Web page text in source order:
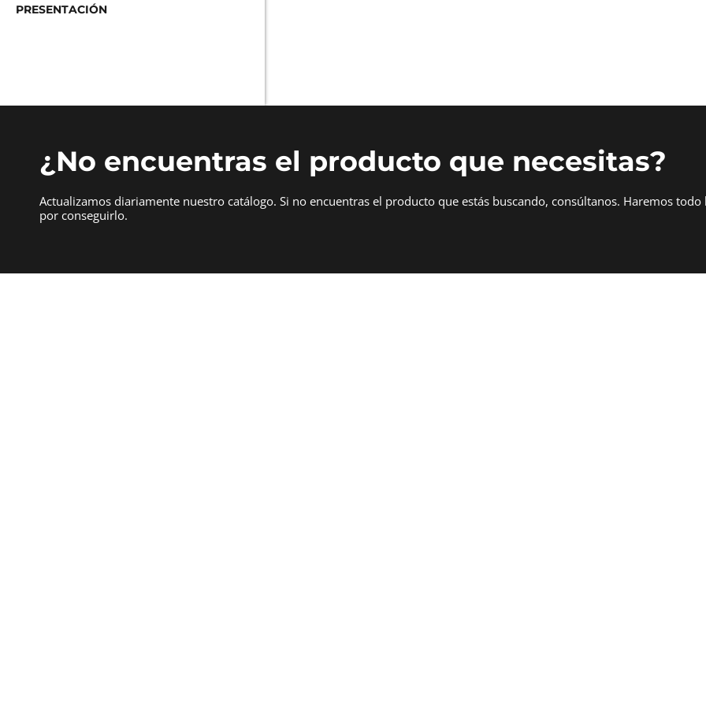
PRESENTACIÓN
¿No encuentras el producto que necesitas?
Actualizamos diariamente nuestro catálogo. Si no encuentras el producto que estás buscando, consúltanos. Haremos
por conseguirlo.